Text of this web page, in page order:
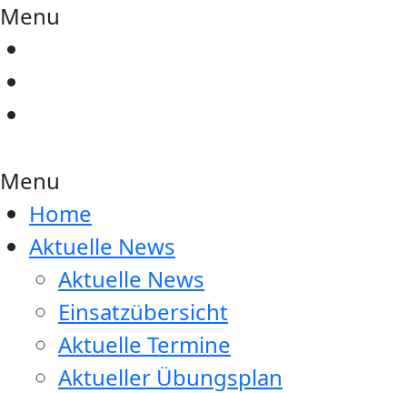
Menu
Menu
Home
Aktuelle News
Aktuelle News
Einsatzübersicht
Aktuelle Termine
Aktueller Übungsplan